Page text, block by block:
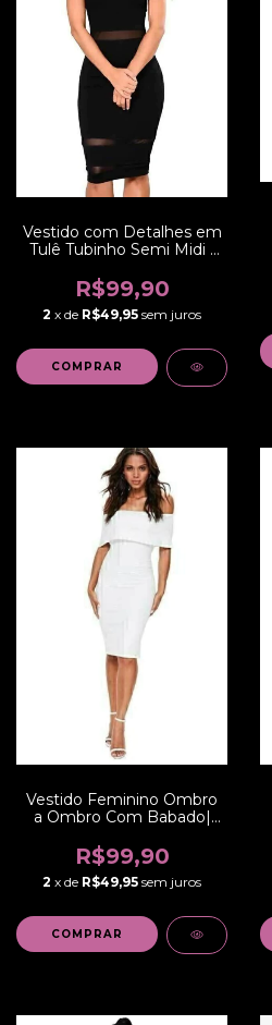
Vestido com Detalhes em
Tulê Tubinho Semi Midi |
R$99,90
2 x de R$49,95 sem juros
COMPRAR
Vestido Feminino Ombro
a Ombro Com Babado|
R$99,90
2 x de R$49,95 sem juros
COMPRAR